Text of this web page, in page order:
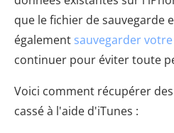
que le fichier de sauvegarde
également sauvegarder
continuer pour éviter toute
Voici comment récupérer
cassé à l'aide d'iTunes :